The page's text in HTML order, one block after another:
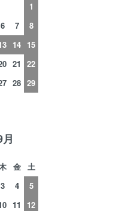
1
6 7
8
14 15
21
22
28 29
金
土
3 4
5
11
12